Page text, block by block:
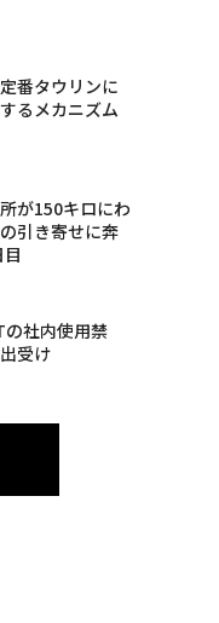
番タウリンに
るメカニズム
が150キロにわ
引き寄せに奔
社内使用禁
受け